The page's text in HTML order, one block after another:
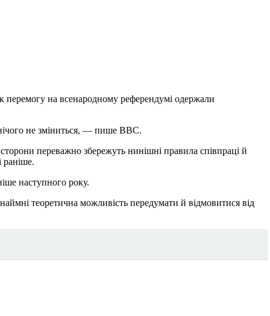
на всенародному референдумі одержали
не зміниться, — пише ВВС.
переважно збережуть нинішні правила співпраці й
раніше.
наступного року.
теоретична можливість передумати й відмовитися від